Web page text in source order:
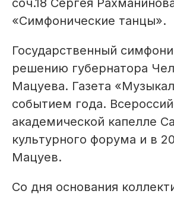
соч.18 Сергея
«Симфонические танцы».
Государственный
решению губернатора
Мацуева. Газета
событием года.
академической капелле
культурного форума и в
Мацуев.
Со дня основания